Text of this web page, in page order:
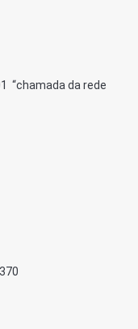
“chamada da rede